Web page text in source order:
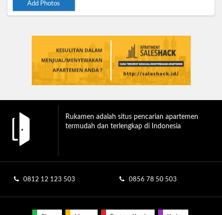
Add Photos
Rukamen adalah situs pencarian apartemen
termudah dan terlengkap di Indonesia
0812 12 123 503 0856 78 50 503